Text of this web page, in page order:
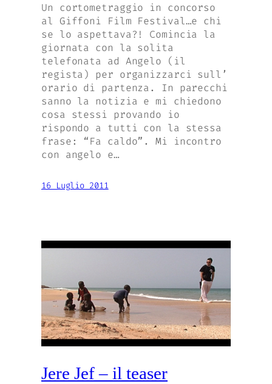
Un cortometraggio in concorso
al Giffoni Film Festival…e chi
se lo aspettava?! Comincia la
giornata con la solita
telefonata ad Angelo (il
regista) per organizzarci sull’
orario di partenza. In parecchi
sanno la notizia e mi chiedono
cosa stessi provando io
rispondo a tutti con la stessa
frase: “Fa caldo”. Mi incontro
con angelo e…
16 Luglio 2011
Jere Jef – il teaser